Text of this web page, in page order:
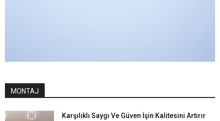
MONTAJ
Karşılıklı Saygı Ve Güven İşin Kalitesini Artırır